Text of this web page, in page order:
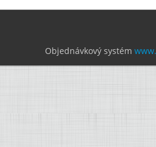
Objednávkový systém